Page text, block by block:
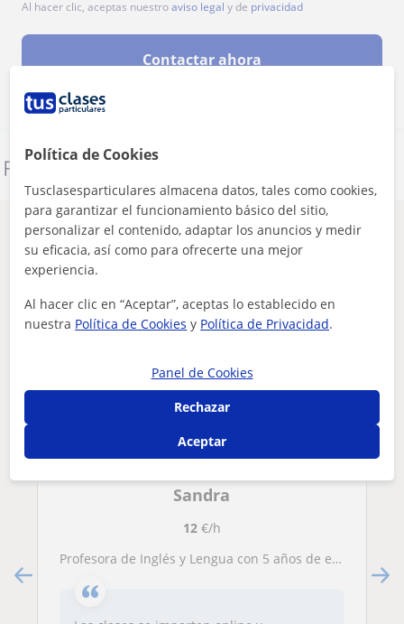
Al hacer clic, aceptas nuestroaviso legal y de privacidad
Contactar ahora
Otros profesores de Inglés en Binéfar que
pueden interesarte
Sandra
12€/h
Profesora de Inglés y Lengua con 5 años de experiencia
Política de Cookies
Tusclasesparticulares almacena datos, tales como cookies,
para garantizar el funcionamiento básico del sitio,
personalizar el contenido, adaptar los anuncios y medir
su eficacia, así como para ofrecerte una mejor
experiencia.
Al hacer clic en “Aceptar”, aceptas lo establecido en
nuestra Política de Cookies y Política de Privacidad.
Panel de Cookies
Rechazar
Aceptar